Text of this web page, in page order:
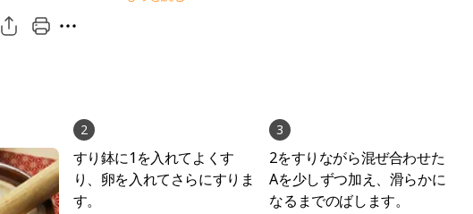
2
すり鉢に1を入れてよくす
り、卵を入れてさらにすりま
す。
3
2をすりながら混ぜ合わせた
Aを少しずつ加え、滑らかに
なるまでのばします。